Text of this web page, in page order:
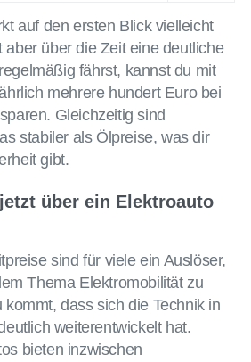
auf den ersten Blick vielleicht
aber über die Zeit eine deutliche
fährst, kannst du mit
mehrere hundert Euro bei
Gleichzeitig sind
stabiler als Ölpreise, was dir
gibt.
über ein Elektroauto
sind für viele ein Auslöser,
Thema Elektromobilität zu
kommt, dass sich die Technik in
weiterentwickelt hat.
bieten inzwischen